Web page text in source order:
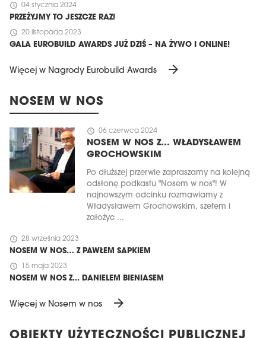
schedule 04 stycznia 2024
PRZEŻYJMY TO JESZCZE RAZ!
schedule 20 listopada 2023
GALA EUROBUILD AWARDS JUŻ DZIŚ – NA ŻYWO I ONLINE!
Więcej w Nagrody Eurobuild Awards arrow_forward
NOSEM W NOS
schedule 06 czerwca 2024
NOSEM W NOS Z... WŁADYSŁAWEM
GROCHOWSKIM
Po dłuższej przerwie zapraszamy na kolejną
odsłonę podkastu "Nosem w nos"! W
najnowszym odcinku rozmawiamy z
Władysławem Grochowskim, szefem i
założyc ...
schedule 28 września 2023
NOSEM W NOS… Z PAWŁEM SAPKIEM
schedule 15 maja 2023
NOSEM W NOS Z... DANIELEM BIENIASEM
Więcej w Nosem w nos arrow_forward